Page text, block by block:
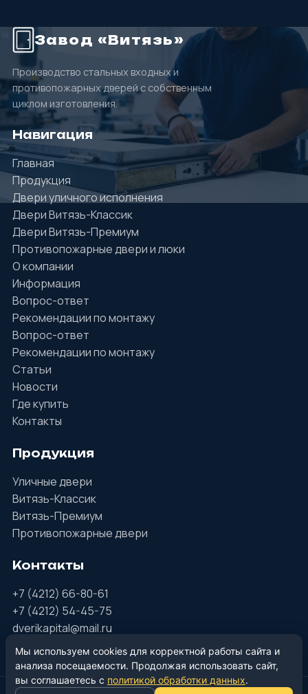
Завод «Витязь»
Производство стальных входных и
противопожарных дверей с собственным
циклом изготовления.
Навигация
Главная
Продукция
Двери уличного исполнения
Двери Витязь-Классик
Двери Витязь-Премиум
Противопожарные двери и люки
О компании
Информация
Вопрос-ответ
Рекомендации по монтажу
Вопрос-ответ
Рекомендации по монтажу
Статьи
Новости
Где купить
Контакты
Продукция
Уличные двери
Витязь-Классик
Витязь-Премиум
Противопожарные двери
Контакты
+7 (4212) 66-80-61
+7 (4212) 54-45-75
dverikapital@mail.ru
г. Хабаровск, ул. Халтурина, 4А
Мы используем cookies для корректной работы сайта и
анализа посещаемости. Продолжая использовать сайт,
вы соглашаетесь с политикой обработки данных.